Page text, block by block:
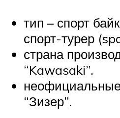
тип – спорт
спорт-турер
страна
“Kawasaki”.
“Зизер”.